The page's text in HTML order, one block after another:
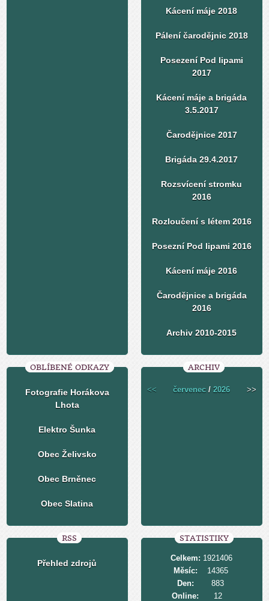
Kácení máje 2018
Pálení čarodějnic 2018
Posezení Pod lipami
2017
Kácení máje a brigáda
3.5.2017
Čarodějnice 2017
Brigáda 29.4.2017
Rozsvícení stromku
2016
Rozloučení s létem 2016
Posezní Pod lipami 2016
Kácení máje 2016
Čarodějnice a brigáda
2016
Archiv 2010-2015
OBLÍBENÉ ODKAZY
Fotografie Horákova
Lhota
Elektro Šunka
Obec Želivsko
Obec Brněnec
Obec Slatina
ARCHIV
<< červenec /2026 >>
RSS
Přehled zdrojů
STATISTIKY
Online: 12
Celkem: 1921406
Měsíc:
14365
Den:
883